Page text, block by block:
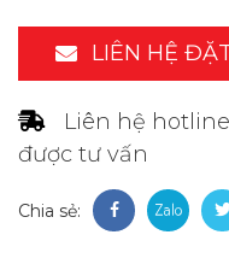
LIÊN HỆ
Liên hệ hotline
được tư vấn
Chia sẻ: